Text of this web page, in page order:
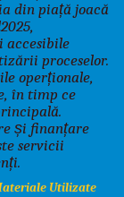
din piață joacă
accesibile
proceselor.
operționale,
în timp ce
și finanțare
servicii
Utilizate